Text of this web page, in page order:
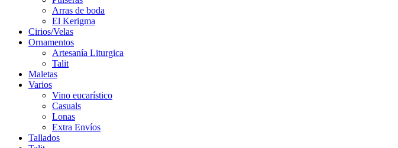
Arras de boda
El Kerigma
Cirios/Velas
Ornamentos
Artesanía Liturgica
Talit
Maletas
Varios
Vino eucarístico
Casuals
Lonas
Extra Envíos
Tallados